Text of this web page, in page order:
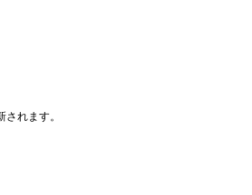
れます。